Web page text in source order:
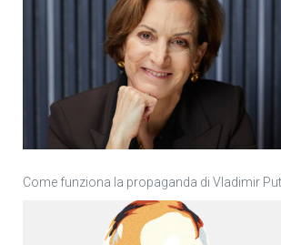
Come funziona la propaganda di Vladimir